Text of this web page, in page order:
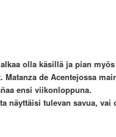
alkaa olla käsillä ja pian
Matanza de Acentejossa
ensi viikonloppuna.
näyttäisi tulevan savua, vai